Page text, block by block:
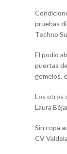
pruebas
Techno
El podio
puertas
gemelos,
Los otros
Laura
Sin copa
CV